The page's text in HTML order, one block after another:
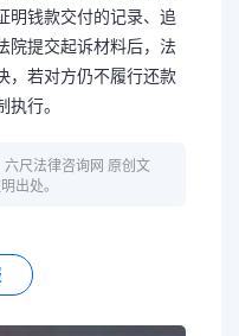
明钱款交付的记录、追
院提交起诉材料后，法
，若对方仍不履行还款
行。
尺法律咨询网 原创文
出处。